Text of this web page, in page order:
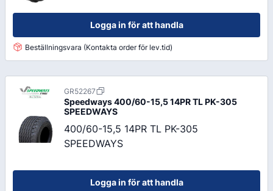
Logga in för att handla
Beställningsvara (Kontakta order för lev.tid)
GR52267
Speedways400/60-15,5 14PR TL PK-305
SPEEDWAYS
400/60-15,5 14PR TL PK-305
SPEEDWAYS
Logga in för att handla